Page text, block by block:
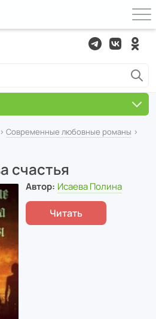
› Современные любовные романы ›
счастья
Автор: Исаева Полина
Читать